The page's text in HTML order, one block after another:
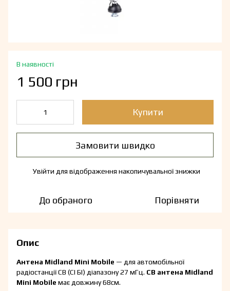
В наявності
1 500 грн
Купити
Замовити швидко
Увійти для відображення накопичувальної знижки
До обраного Порівняти
Опис
Антена Midland Mini Mobile — для автомобільної
радіостанції CB (СІ БІ) діапазону 27 мГц. CB антена Midland
Mini Mobile має довжину68cм.